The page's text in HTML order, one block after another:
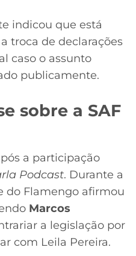
indicou que está
troca de declarações
caso o assunto
publicamente.
sobre a SAF
a participação
Podcast. Durante a
do Flamengo afirmou
Marcos
a legislação por
com Leila Pereira.